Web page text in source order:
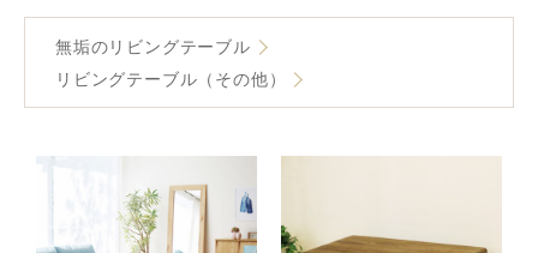
無垢のリビングテーブル
リビングテーブル（その他）